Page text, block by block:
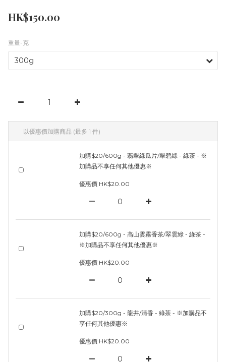
HK$150.00
重量-克
以優惠價加購商品 (最多 1 件)
加購$20/600g - 翡翠綠瓜片/翠碧綠 - 綠茶 - ※
加購品不享任何其他優惠※
優惠價 HK$20.00
加購$20/600g - 高山雲霧香茶/翠雲綠 - 綠茶 -
※加購品不享任何其他優惠※
優惠價 HK$20.00
加購$20/300g - 龍井/清香 - 綠茶 - ※加購品不
享任何其他優惠※
優惠價 HK$20.00